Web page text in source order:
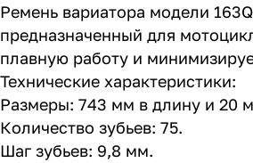
Ремень вариатора модели
предназначенный для
плавную работу и
Технические характеристики:
Размеры: 743 мм в длину и 20
Количество зубьев: 75.
Шаг зубьев: 9,8 мм.